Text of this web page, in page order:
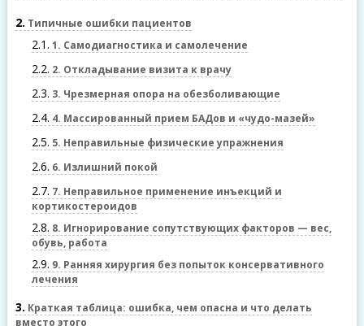
2 Типичные ошибки пациентов
2.1 1. Самодиагностика и самолечение
2.2 2. Откладывание визита к врачу
2.3 3. Чрезмерная опора на обезболивающие
2.4 4. Массированный прием БАДов и «чудо-мазей»
2.5 5. Неправильные физические упражнения
2.6 6. Излишний покой
2.7 7. Неправильное применение инъекций и
кортикостероидов
2.8 8. Игнорирование сопутствующих факторов — вес,
обувь, работа
2.9 9. Ранняя хирургия без попыток консервативного
лечения
3 Краткая таблица: ошибка, чем опасна и что делать
вместо этого